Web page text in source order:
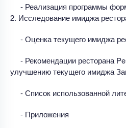
- Реализация программы
2. Исследование имиджа
- Оценка текущего имиджа
- Рекомендации ресторана
улучшению текущего имиджа
- Список использованной
- Приложения